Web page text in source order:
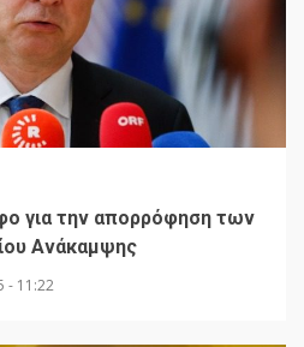
για την απορρόφηση των
Ανάκαμψης
- 11:22